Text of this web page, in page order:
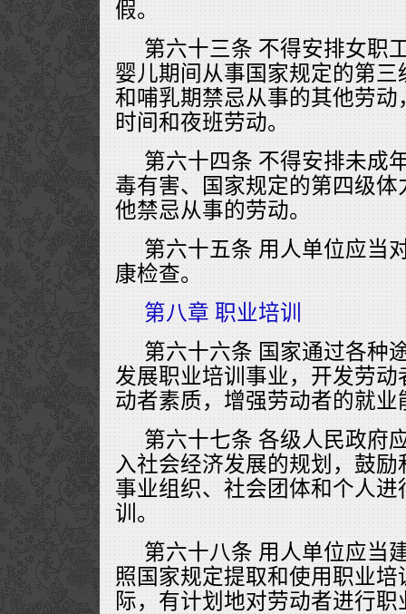
假。
第六十三条 不得安排女职
婴儿期间从事国家规定的第
和哺乳期禁忌从事的其他劳
时间和夜班劳动。
第六十四条 不得安排未成
毒有害、国家规定的第四级
他禁忌从事的劳动。
第六十五条 用人单位应当
康检查。
第八章 职业培训
第六十六条 国家通过各种
发展职业培训事业，开发劳
动者素质，增强劳动者的就
第六十七条 各级人民政府
入社会经济发展的规划，鼓
事业组织、社会团体和个人
训。
第六十八条 用人单位应当
照国家规定提取和使用职业
际，有计划地对劳动者进行职